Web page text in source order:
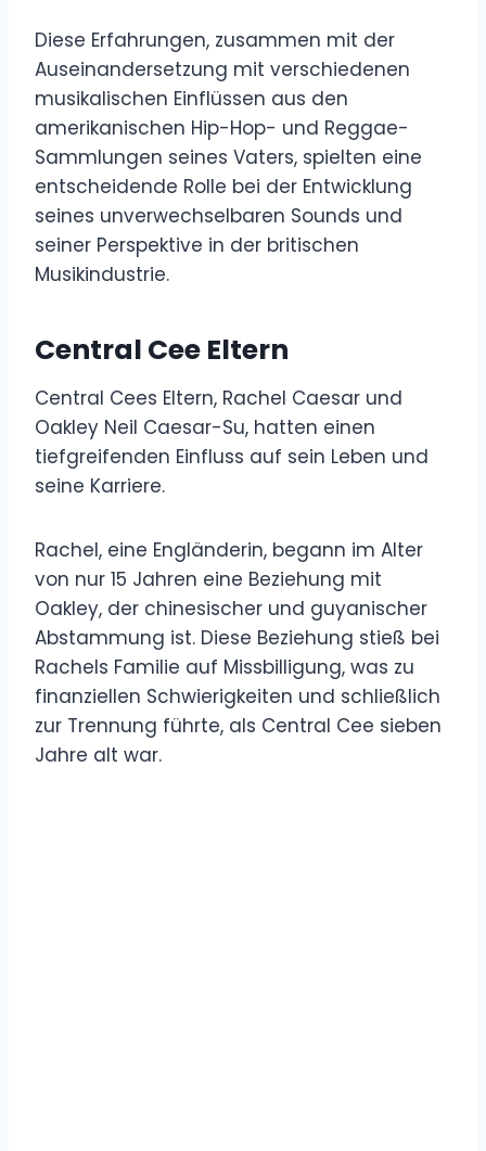
Diese Erfahrungen, zusammen mit der
Auseinandersetzung mit verschiedenen
musikalischen Einflüssen aus den
amerikanischen Hip-Hop- und Reggae-
Sammlungen seines Vaters, spielten eine
entscheidende Rolle bei der Entwicklung
seines unverwechselbaren Sounds und
seiner Perspektive in der britischen
Musikindustrie.
Central Cee Eltern
Central Cees Eltern, Rachel Caesar und
Oakley Neil Caesar-Su, hatten einen
tiefgreifenden Einfluss auf sein Leben und
seine Karriere.
Rachel, eine Engländerin, begann im Alter
von nur 15 Jahren eine Beziehung mit
Oakley, der chinesischer und guyanischer
Abstammung ist. Diese Beziehung stieß bei
Rachels Familie auf Missbilligung, was zu
finanziellen Schwierigkeiten und schließlich
zur Trennung führte, als Central Cee sieben
Jahre alt war.